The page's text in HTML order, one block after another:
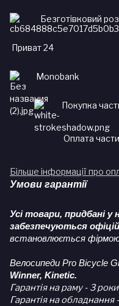
Безготівковий
Приват 24
Monobank
Покупка
Оплата
Більше інформації про
Умови гарантії
Усі товари, придбані у
забезпечуються
встановлюється
Велосипеди Pro Bicycle
Winner, Kinetic.
Гарантія на раму - 3 роки
Гарантія на обладнання -